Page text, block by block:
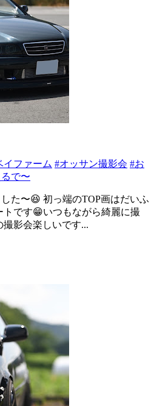
イファーム #オッサン撮影会 #お
で〜
た〜😆 初っ端のTOP画はだいふ
トです😁いつもながら綺麗に撮
影会楽しいです...